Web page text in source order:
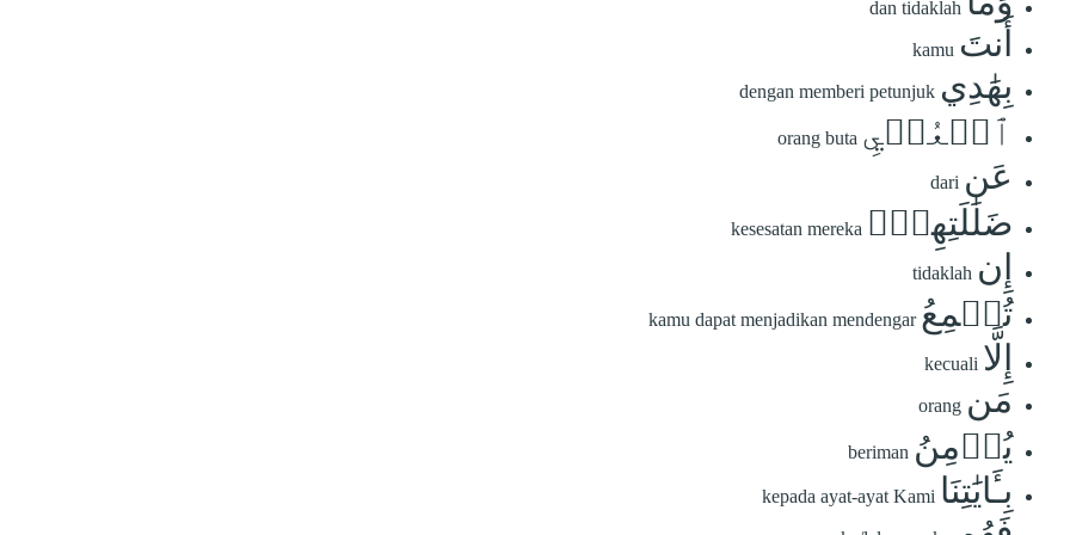
dan tidaklah
أَنتَ kamu
بِهَٰدِي dengan memberi petunjuk
ٱلۡعُمۡيِ orang buta
عَن dari
ضَلَٰلَتِهِمۡۖ kesesatan mereka
إِن tidaklah
تُسۡمِعُ kamu dapat menjadikan mendengar
إِلَّا kecuali
مَن orang
يُؤۡمِنُ beriman
بِـَٔايَٰتِنَا kepada ayat-ayat Kami